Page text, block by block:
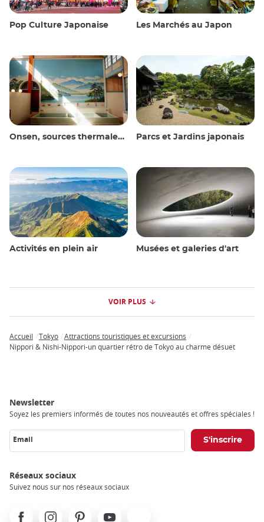
Pop Culture Japonaise Les Marchés au Japon
Onsen, sources thermales et bains publics Parcs et Jardins japonais
Activités en plein air Musées et galeries d'art
VOIR PLUS
Breadcrumb
Accueil Tokyo
Attractions touristiques et excursions
Nippori & Nishi-Nippori-un quartier rétro de Tokyo au charme désuet
Newsletter
Soyez les premiers informés de toutes nos nouveautés et offres spéciales !
Email
Réseaux sociaux
Suivez nous sur nos réseaux sociaux
FacebookInstagramPinterest Youtube